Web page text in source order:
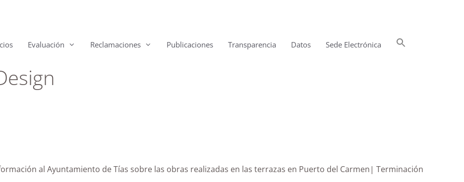
Evaluación Reclamaciones Publicaciones Transparencia Datos Sede Electrónica
al Ayuntamiento de Tías sobre las obras realizadas en las terrazas en Puerto del Carmen| Terminación